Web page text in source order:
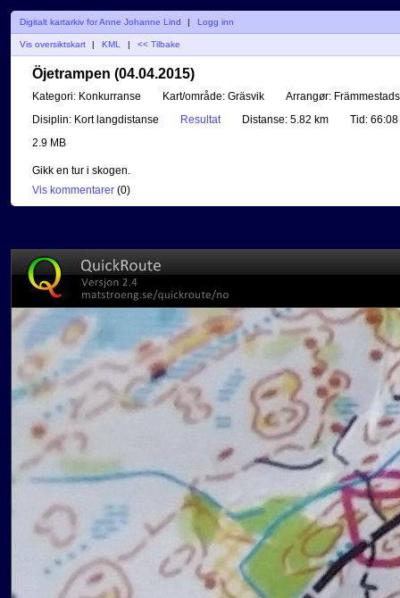
Digitalt kartarkiv for Anne Johanne Lind | Logg inn
Vis oversiktskart KML << Tilbake
Öjetrampen (04.04.2015)
Kategori: Konkurranse Kart/område: Gräsvik Arrangør:
Disiplin: Kort langdistanse Resultat Distanse: 5.82 km Tid: 66:08
2.9 MB
Gikk en tur i skogen.
Vis kommentarer (0)